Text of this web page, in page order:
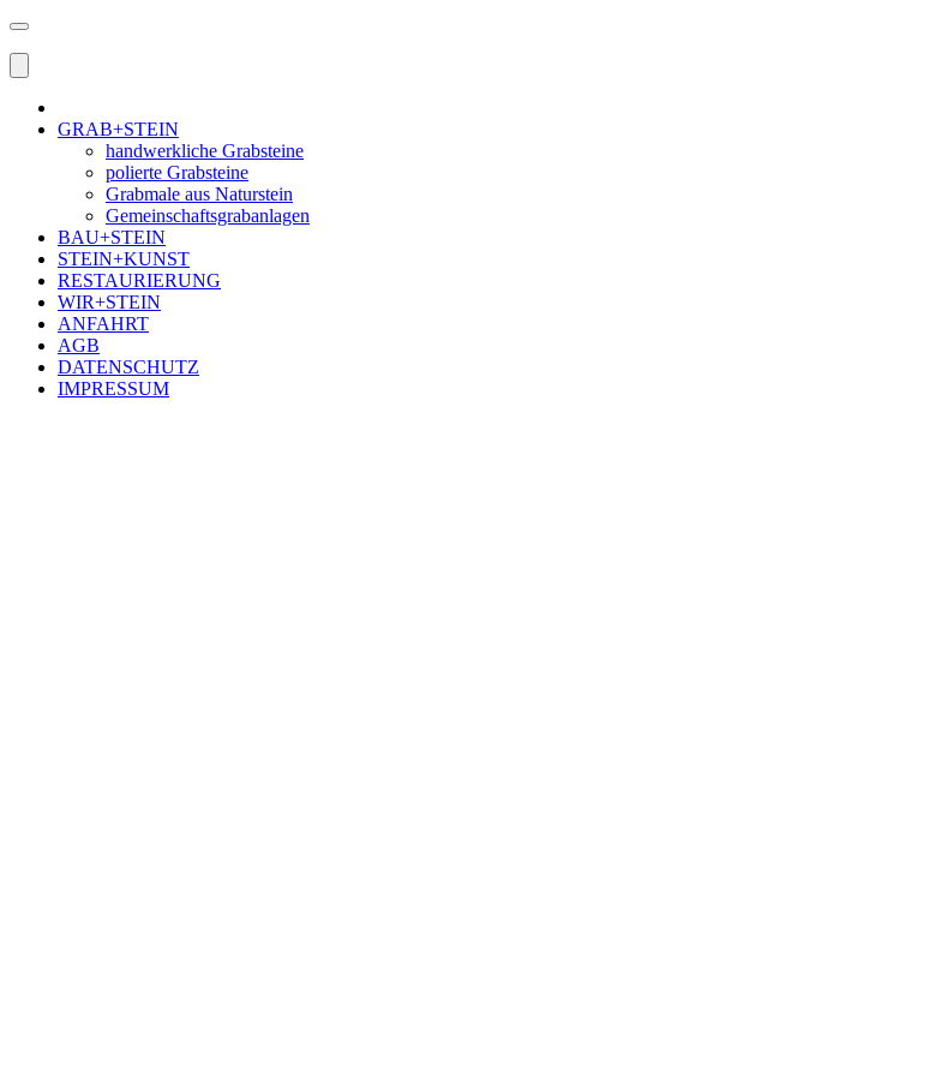
GRAB+STEIN
handwerkliche Grabsteine
polierte Grabsteine
Grabmale aus Naturstein
Gemeinschaftsgrabanlagen
BAU+STEIN
STEIN+KUNST
RESTAURIERUNG
WIR+STEIN
ANFAHRT
AGB
DATENSCHUTZ
IMPRESSUM